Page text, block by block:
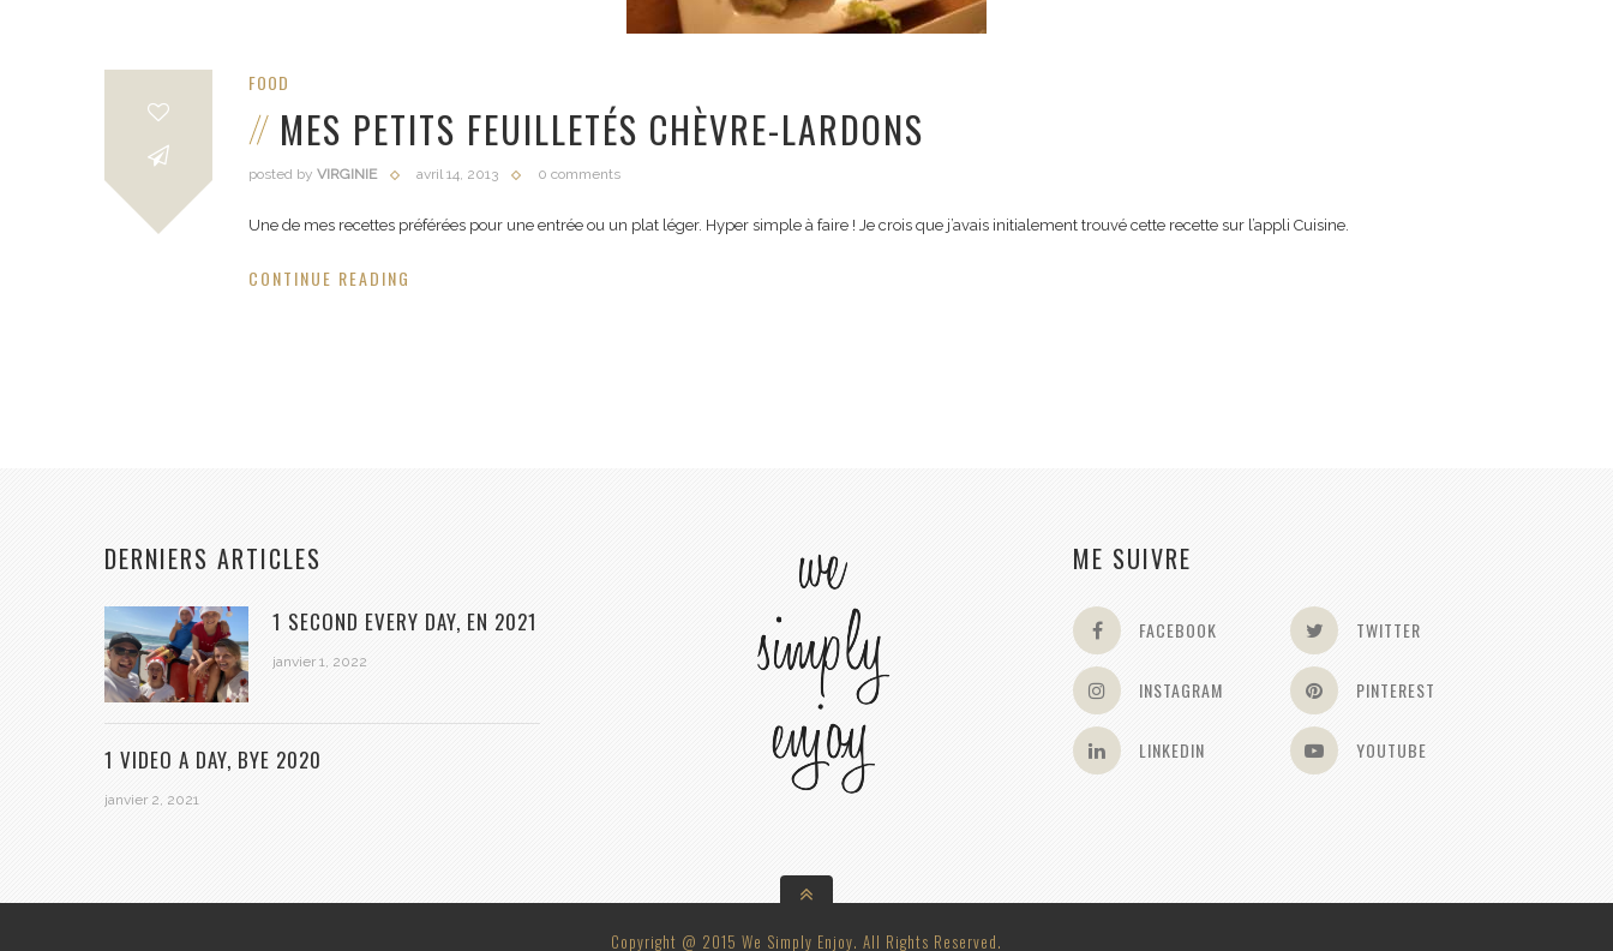
FOOD
MES PETITS FEUILLETÉS CHÈVRE-LARDONS
posted by VIRGINIE avril 14, 2013 0 comments
Une de mes recettes préférées pour une entrée ou un plat léger. Hyper simple à faire ! Je crois que j’avais initialement trouvé cette recette sur l’appli Cuisine.
CONTINUE READING
DERNIERS ARTICLES
1 SECOND EVERY DAY, EN 2021
janvier 1, 2022
1 VIDEO A DAY, BYE 2020
janvier 2, 2021
ME SUIVRE
FACEBOOK TWITTER
INSTAGRAM PINTEREST
LINKEDIN YOUTUBE
Copyright @ 2015 We Simply Enjoy. All Rights Reserved.